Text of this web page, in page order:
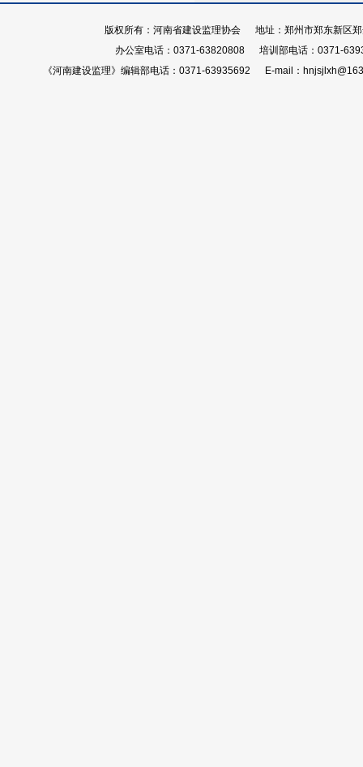
版权所有：河南省建设监理协会 地址：郑州市郑东新区
办公室电话：0371-63820808 培训部电话：0371-
《河南建设监理》编辑部电话：0371-63935692 E-mail：